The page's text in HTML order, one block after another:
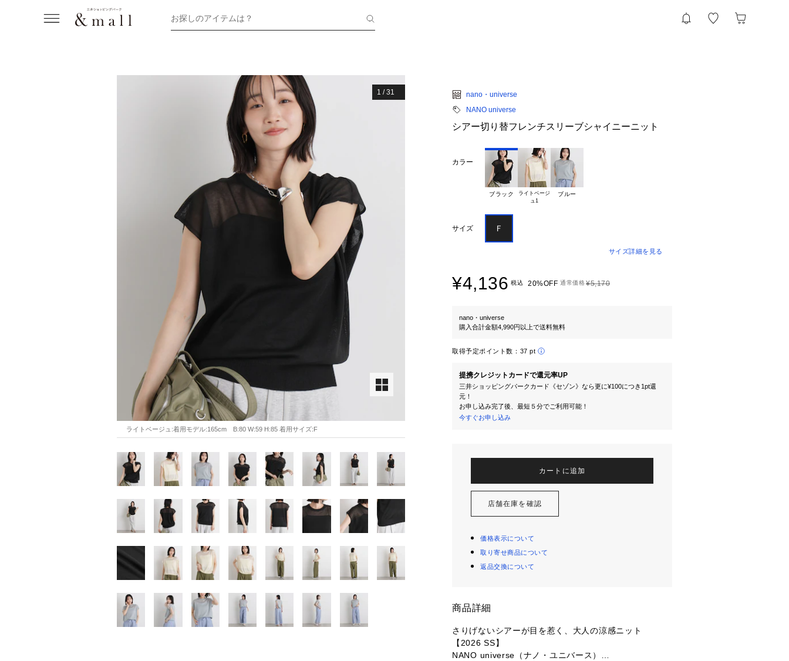
お探しのアイテムは？
1 /31
ライトベージュ:着用モデル:165cm　B:80 W:59 H:85 着用サイズ:F
nano・universe
NANO universe
シアー切り替フレンチスリーブシャイニーニット
カラー
ブラック
ライトベージ
ブルー
サイズ Ｆ
サイズ詳細を見る
¥4,136 税込 20%OFF 通常価格¥5,170
nano・universe
購入合計金額4,990円以上で送料無料
取得予定ポイント数： 37 pt
提携クレジットカードで還元率UP
三井ショッピングパークカード《セゾン》なら更に¥100につき1pt還
元！
お申し込み完了後、最短５分でご利用可能！
今すぐお申し込み
カートに追加
店舗在庫を確認
価格表示について
取り寄せ商品について
返品交換について
商品詳細
さりげないシアーが目を惹く、大人の涼感ニット
【2026 SS】
NANO universe（ナノ・ユニバース）